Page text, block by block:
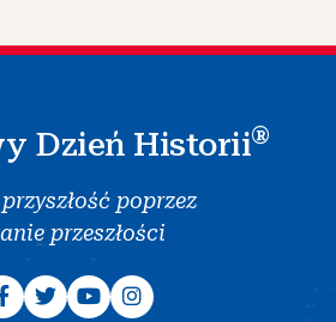
Dzień Historii®
poprzez
przeszłości